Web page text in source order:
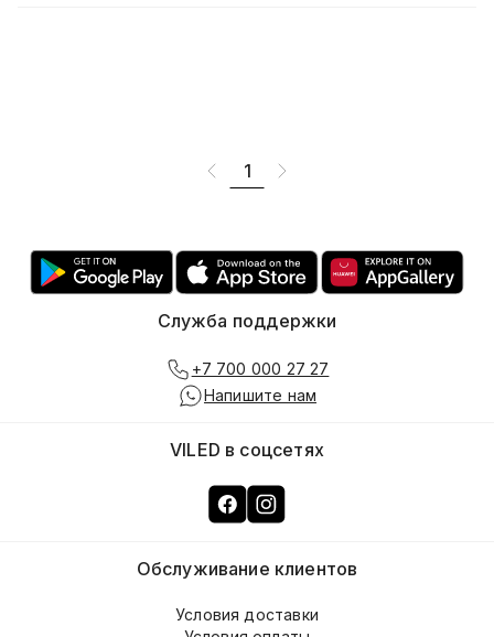
1
Обслуживание клиентов
Условия доставки
VILED в соцсетях
Служба поддержки
+7 700 000 27 27
Напишите нам